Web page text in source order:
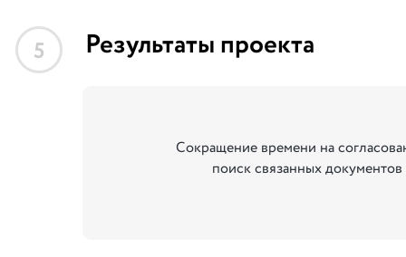
5 Результаты проекта
Сокращение времени на
поиск связанных документов